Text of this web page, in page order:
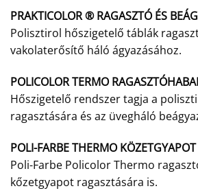
PRAKTICOLOR ® RAGASZTÓ ÉS
Polisztirol hőszigetelő táblák
vakolaterősítő háló ágyazásához.
POLICOLOR TERMO
Hőszigetelő rendszer tagja a
ragasztására és az üvegháló
POLI-FARBE THERMO
Poli-Farbe Policolor Thermo
kőzetgyapot ragasztására is.